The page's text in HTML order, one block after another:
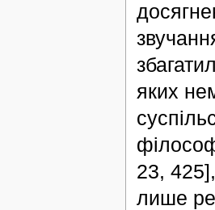
яких
23,
лише